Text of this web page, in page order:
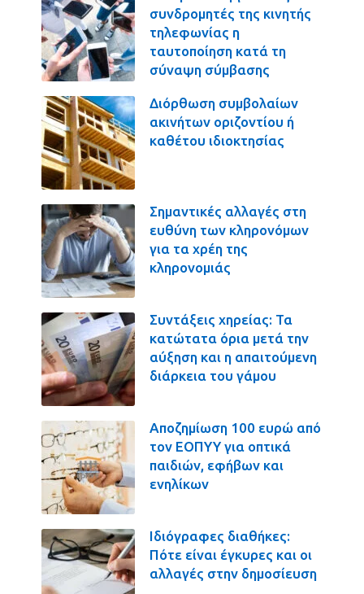
συνδρομητές της κινητής
τηλεφωνίας η
ταυτοποίηση κατά τη
σύναψη σύμβασης
Διόρθωση συμβολαίων
ακινήτων οριζοντίου ή
καθέτου ιδιοκτησίας
Σημαντικές αλλαγές στη
ευθύνη των κληρονόμων
για τα χρέη της
κληρονομιάς
Συντάξεις χηρείας: Τα
κατώτατα όρια μετά την
αύξηση και η απαιτούμενη
διάρκεια του γάμου
Αποζημίωση 100 ευρώ από
τον ΕΟΠΥΥ για οπτικά
παιδιών, εφήβων και
ενηλίκων
Ιδιόγραφες διαθήκες:
Πότε είναι έγκυρες και οι
αλλαγές στην δημοσίευση